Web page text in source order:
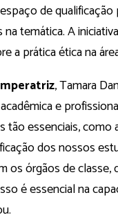
de
temática. A
a prática ética na
, Tamara
e
essenciais,
dos nossos
os órgãos de
é essencial na